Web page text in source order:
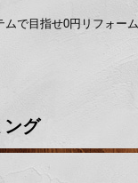
で目指せ0円リフォー
グ